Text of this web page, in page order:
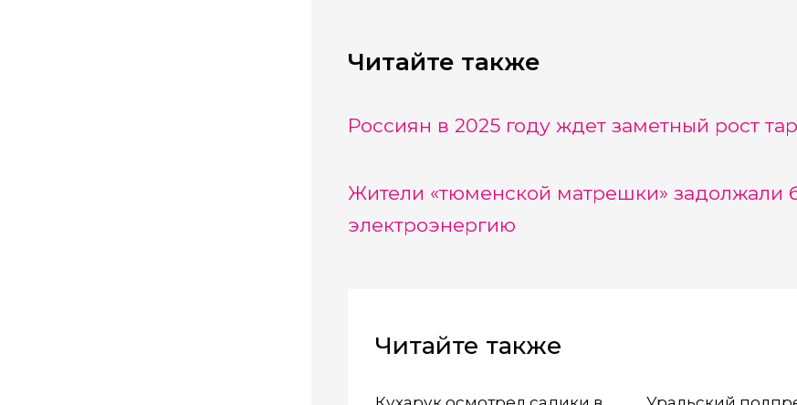
Читайте также
Россиян в 2025 году ждет заметный рост
Жители «тюменской матрешки» задолжали
электроэнергию
Читайте также